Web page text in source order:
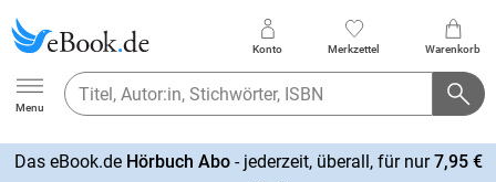
Ebook.de
Menu
Konto Merkzettel Warenkorb
Das eBook.de Hörbuch Abo- jederzeit, überall, für nur7,95 €